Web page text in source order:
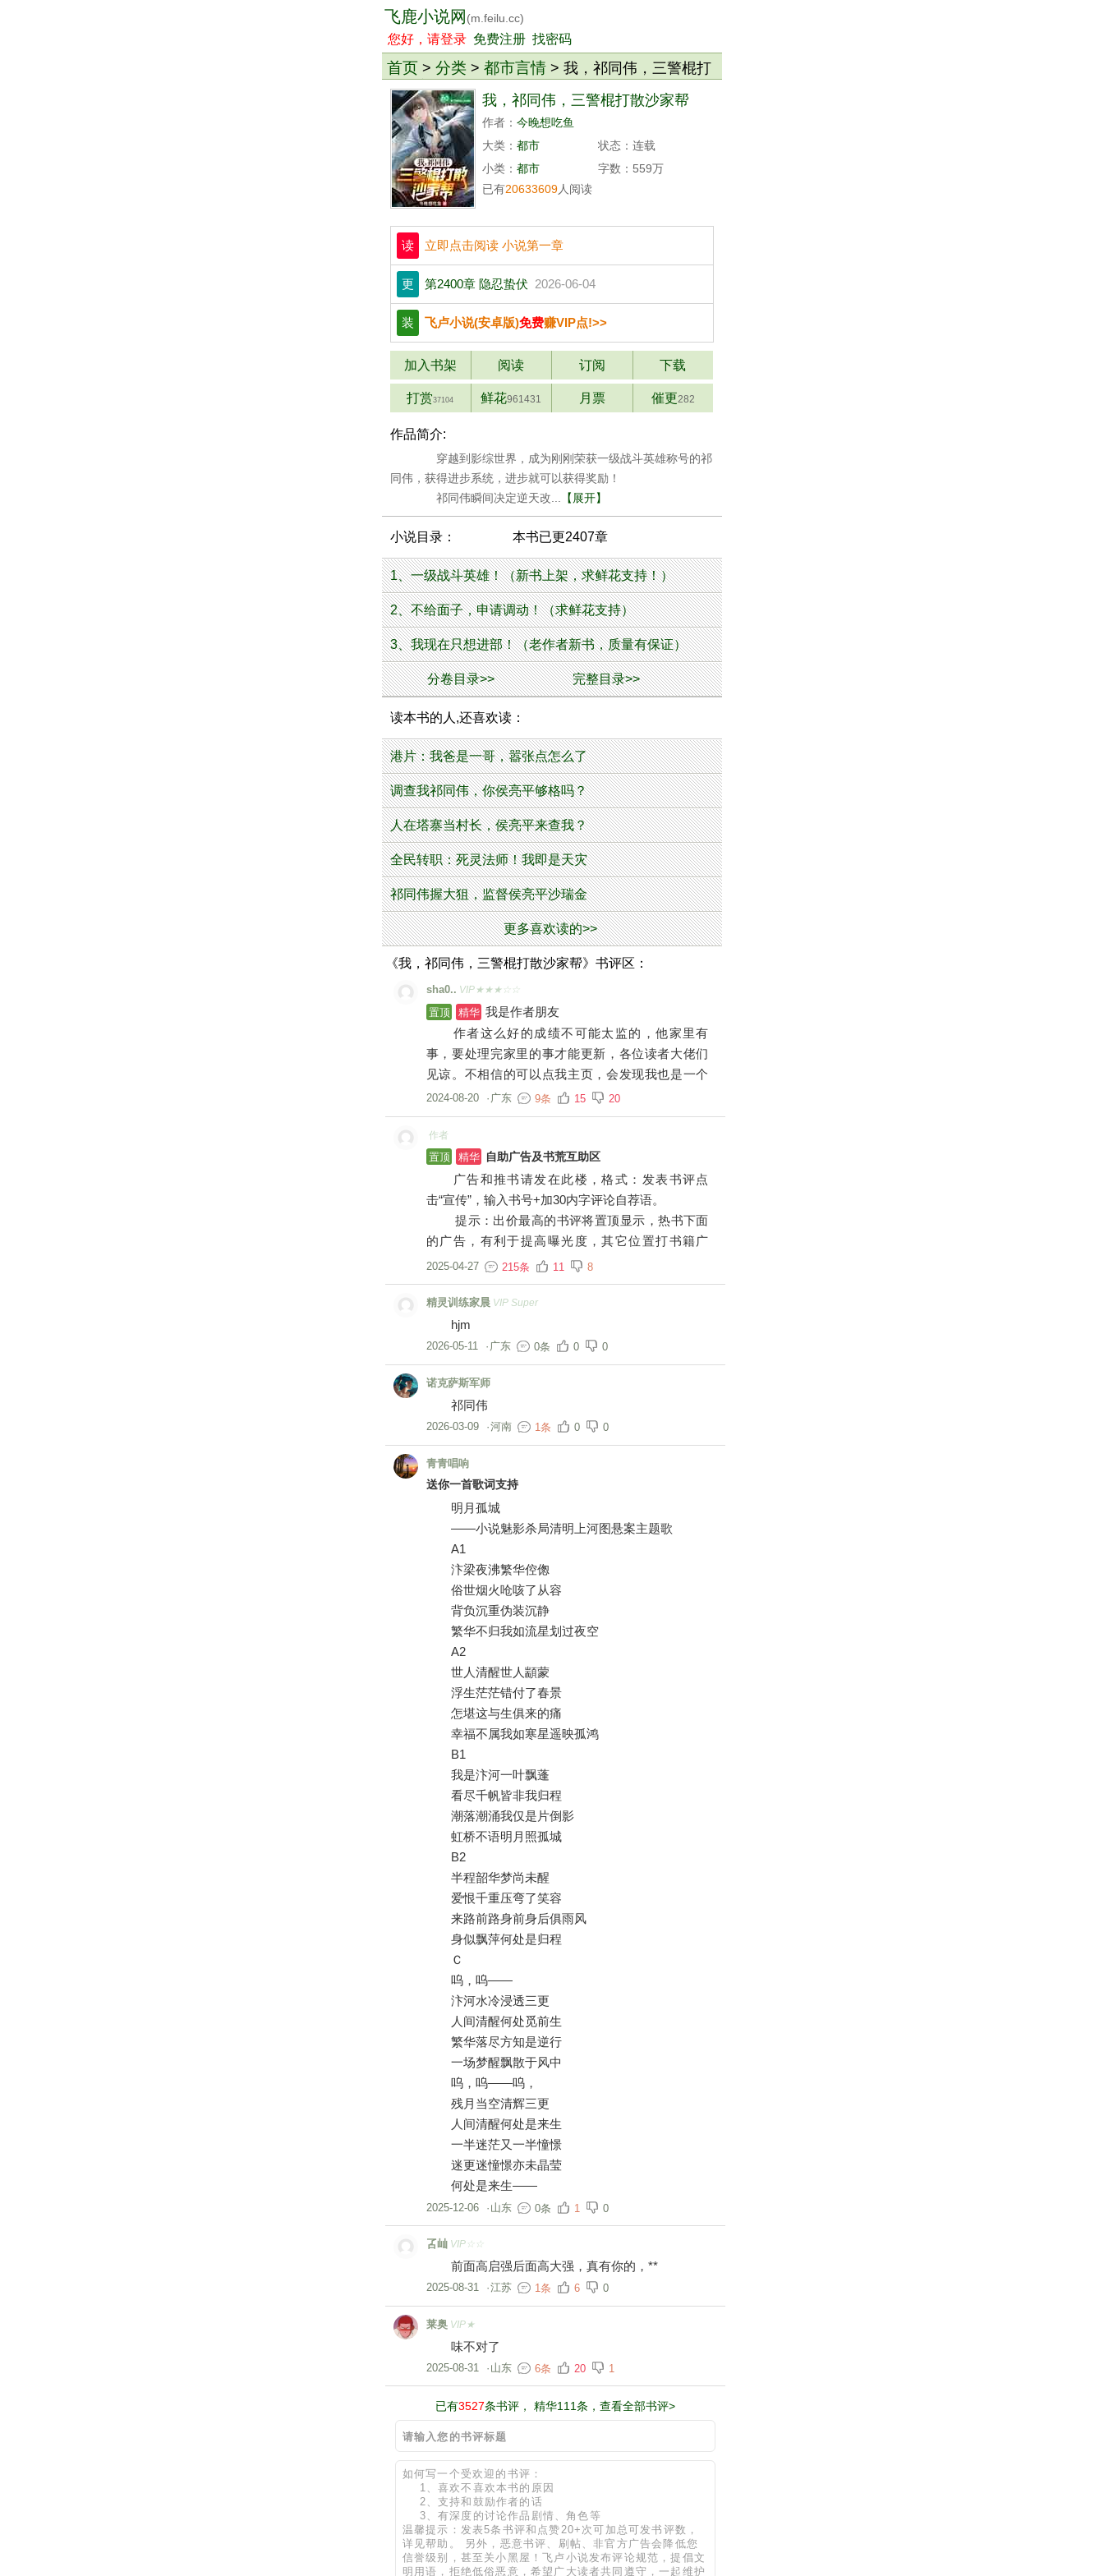
飞鹿小说网 (m.feilu.cc)
您好，请登录 免费注册 找密码
首页 > 分类 > 都市言情 > 我，祁同伟，三警棍打
散沙家帮
我，祁同伟，三警棍打散沙家帮
作者： 今晚想吃鱼
大类： 都市
状态：连载
小类： 都市
字数：559万
已有20633609人阅读
读 立即点击阅读 小说第一章
更 第2400章 隐忍蛰伏 2026-06-04
装 飞卢小说(安卓版)免费赚VIP点!>>
加入书架 阅读 订阅 下载
打赏37104 鲜花961431 月票 催更282
作品简介:
穿越到影综世界，成为刚刚荣获一级战斗英雄称号的祁
同伟，获得进步系统，进步就可以获得奖励！
祁同伟瞬间决定逆天改...
【展开】
小说目录： 本书已更2407章
1、一级战斗英雄！（新书上架，求鲜花支持！）
2、不给面子，申请调动！（求鲜花支持）
3、我现在只想进部！（老作者新书，质量有保证）
分卷目录>> 完整目录>>
读本书的人,还喜欢读：
港片：我爸是一哥，嚣张点怎么了
调查我祁同伟，你侯亮平够格吗？
人在塔寨当村长，侯亮平来查我？
全民转职：死灵法师！我即是天灾
祁同伟握大狙，监督侯亮平沙瑞金
更多喜欢读的>>
《我，祁同伟，三警棍打散沙家帮》书评区：
sha0.. VIP★★★☆☆
置顶 精华 我是作者朋友
作者这么好的成绩不可能太监的，他家里有
事，要处理完家里的事才能更新，各位读者大佬们
见谅。不相信的可以点我主页，会发现我也是一个
作者。
2024-08-20 · 广东 9条 15 20
作者
置顶 精华 自助广告及书荒互助区
广告和推书请发在此楼，格式：发表书评点
击“宣传”，输入书号+加30内字评论自荐语。
提示：出价最高的书评将置顶显示，热书下面
的广告，有利于提高曝光度，其它位置打书籍广
告，一律小黑屋。
2025-04-27 215条 11 8
精灵训练家晨 VIP Super
hjm
2026-05-11 · 广东 0条 0 0
诺克萨斯军师
祁同伟
2026-03-09 ·河南 1条 0 0
青青唱响
送你一首歌词支持
明月孤城
——小说魅影杀局清明上河图悬案主题歌
A1
汴梁夜沸繁华倥偬
俗世烟火呛咳了从容
背负沉重伪装沉静
繁华不归我如流星划过夜空
A2
世人清醒世人顓蒙
浮生茫茫错付了春景
怎堪这与生俱来的痛
幸福不属我如寒星遥映孤鸿
B1
我是汴河一叶飘蓬
看尽千帆皆非我归程
潮落潮涌我仅是片倒影
虹桥不语明月照孤城
B2
半程韶华梦尚未醒
爱恨千重压弯了笑容
来路前路身前身后俱雨风
身似飘萍何处是归程
Ｃ
呜，呜——
汴河水冷浸透三更
人间清醒何处觅前生
繁华落尽方知是逆行
一场梦醒飘散于风中
呜，呜——呜，
残月当空清辉三更
人间清醒何处是来生
一半迷茫又一半憧憬
迷更迷憧憬亦未晶莹
何处是来生——
2025-12-06 · 山东 0条 1 0
叾屾 VIP☆☆
前面高启强后面高大强，真有你的，**
2025-08-31 ·江苏 1条 6 0
莱奥 VIP★
味不对了
2025-08-31 · 山东 6条 20 1
已有3527条书评， 精华111条，查看全部书评>